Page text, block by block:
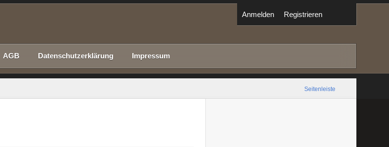
Anmelden Registrieren
AGB Datenschutzerklärung Impressum
Seitenleiste